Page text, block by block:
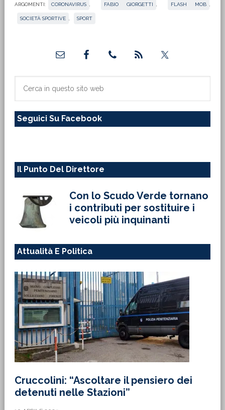
ARGOMENTI: CORONAVIRUS FABIO GIORGETTI FLASH MOB
SOCIETÀ SPORTIVE SPORT
primaria
sito
Seguici Su Facebook
Il Punto Del Direttore
Con lo Scudo Verde tornano
i contributi per sostituire i
veicoli più inquinanti
Attualità E Politica
Cruccolini: “Ascoltare il pensiero dei
detenuti nelle Stazioni”